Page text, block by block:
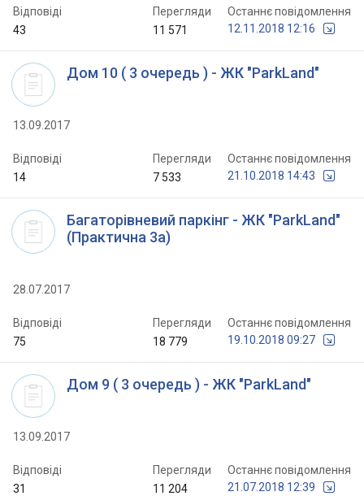
Відповіді
43
Перегляди
11 571
Останнє повідомлення
12.11.2018 12:16
Дом 10 ( 3 очередь ) - ЖК "ParkLand"
13.09.2017
Відповіді
14
Перегляди
7 533
Останнє повідомлення
21.10.2018 14:43
Багаторівневий паркінг - ЖК "ParkLand"
(Практична 3а)
28.07.2017
Відповіді
75
Перегляди
18 779
Останнє повідомлення
19.10.2018 09:27
Дом 9 ( 3 очередь ) - ЖК "ParkLand"
13.09.2017
Відповіді
31
Перегляди
11 204
Останнє повідомлення
21.07.2018 12:39